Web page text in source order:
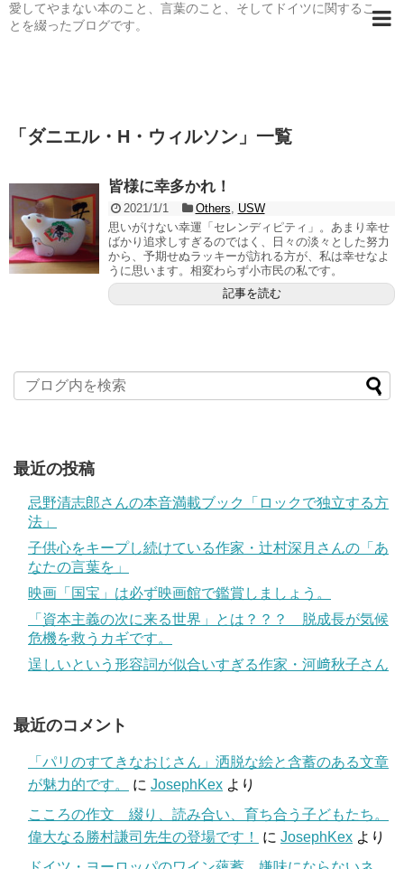
愛してやまない本のこと、言葉のこと、そしてドイツに関するこ
とを綴ったブログです。
「 ダニエル・H・ウィルソン 」 一覧
皆様に幸多かれ！
2021/1/1 Others
USW
思いがけない幸運「セレンディピティ」。あまり幸せ
ばかり追求しすぎるのではく、日々の淡々とした努力
から、予期せぬラッキーが訪れる方が、私は幸せなよ
うに思います。相変わらず小市民の私です。
記事を読む
最近の投稿
忌野清志郎さんの本音満載ブック「ロックで独立する方
法」
子供心をキープし続けている作家・辻村深月さんの「あ
なたの言葉を」
映画「国宝」は必ず映画館で鑑賞しましょう。
「資本主義の次に来る世界」とは？？？ 脱成長が気候
危機を救うカギです。
逞しいという形容詞が似合いすぎる作家・河﨑秋子さん
最近のコメント
「パリのすてきなおじさん」洒脱な絵と含蓄のある文章
が魅力的です。
に JosephKex より
こころの作文 綴り、読み合い、育ち合う子どもたち。
偉大なる勝村謙司先生の登場です！
に JosephKex より